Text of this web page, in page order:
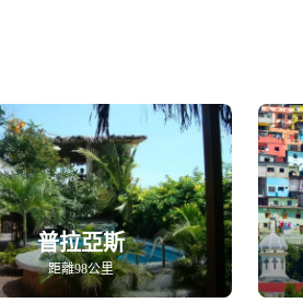
普拉亞斯
距離98公里